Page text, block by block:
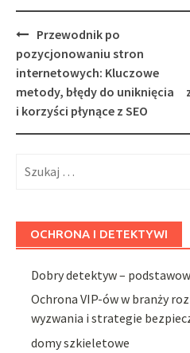
Post
navigation
Przewodnik po
pozycjonowaniu stron
internetowych: Kluczowe
metody, błędy do uniknięcia
i korzyści płynące z SEO
OCHRONA I DETEKTYWI
Dobry detektyw –
Ochrona VIP-ów w branży
wyzwania i strategie
domy szkieletowe